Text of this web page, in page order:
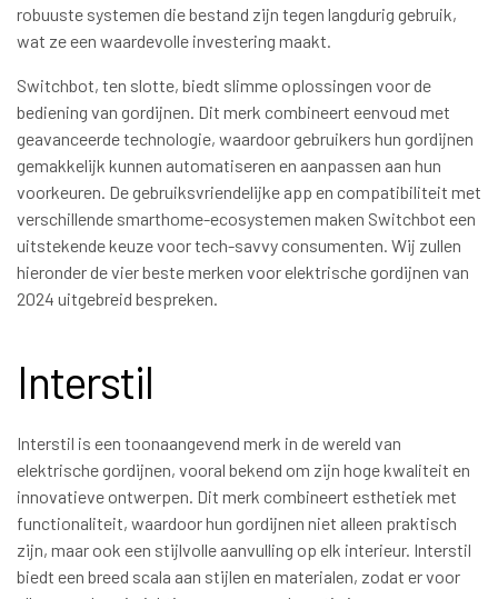
robuuste systemen die bestand zijn tegen langdurig gebruik,
wat ze een waardevolle investering maakt.
Switchbot, ten slotte, biedt slimme oplossingen voor de
bediening van gordijnen. Dit merk combineert eenvoud met
geavanceerde technologie, waardoor gebruikers hun gordijnen
gemakkelijk kunnen automatiseren en aanpassen aan hun
voorkeuren. De gebruiksvriendelijke app en compatibiliteit met
verschillende smarthome-ecosystemen maken Switchbot een
uitstekende keuze voor tech-savvy consumenten. Wij zullen
hieronder de vier beste merken voor elektrische gordijnen van
2024 uitgebreid bespreken.
Interstil
Interstil is een toonaangevend merk in de wereld van
elektrische gordijnen, vooral bekend om zijn hoge kwaliteit en
innovatieve ontwerpen. Dit merk combineert esthetiek met
functionaliteit, waardoor hun gordijnen niet alleen praktisch
zijn, maar ook een stijlvolle aanvulling op elk interieur. Interstil
biedt een breed scala aan stijlen en materialen, zodat er voor